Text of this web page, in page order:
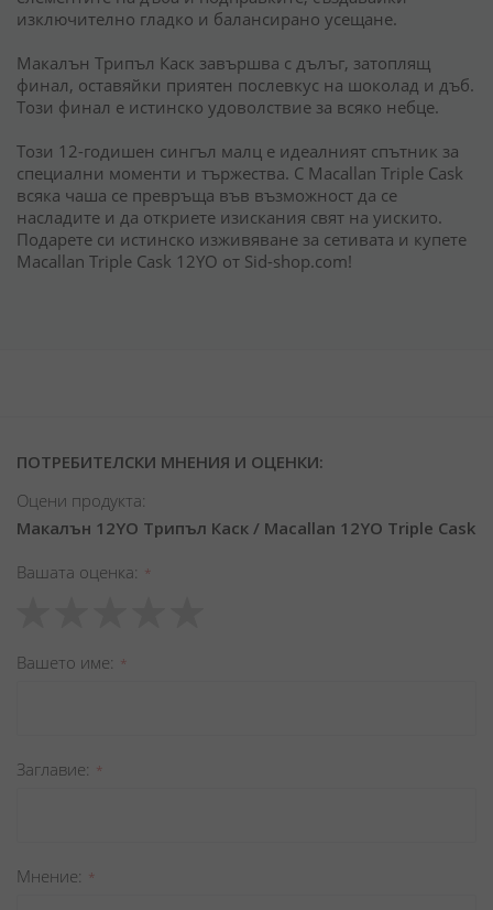
изключително гладко и балансирано усещане.
Макалън Трипъл Каск завършва с дълъг, затоплящ
финал, оставяйки приятен послевкус на шоколад и дъб.
Този финал е истинско удоволствие за всяко небце.
Този 12-годишен сингъл малц е идеалният спътник за
специални моменти и тържества. С Macallan Triple Cask
всяка чаша се превръща във възможност да се
насладите и да откриете изискания свят на уискито.
Подарете си истинско изживяване за сетивата и купете
Macallan Triple Cask 12YO от Sid-shop.com!
ПОТРЕБИТЕЛСКИ МНЕНИЯ И ОЦЕНКИ:
Оцени продукта:
Макалън 12YO Трипъл Каск / Macallan 12YO Triple Cask
Вашата оценка
star
stars
stars
stars
stars
Вашето име
Заглавиe
Мнение